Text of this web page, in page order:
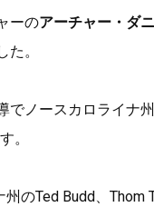
ーのアーチャー・ダ
た。
でノースカロライナ
。
のTed Budd、